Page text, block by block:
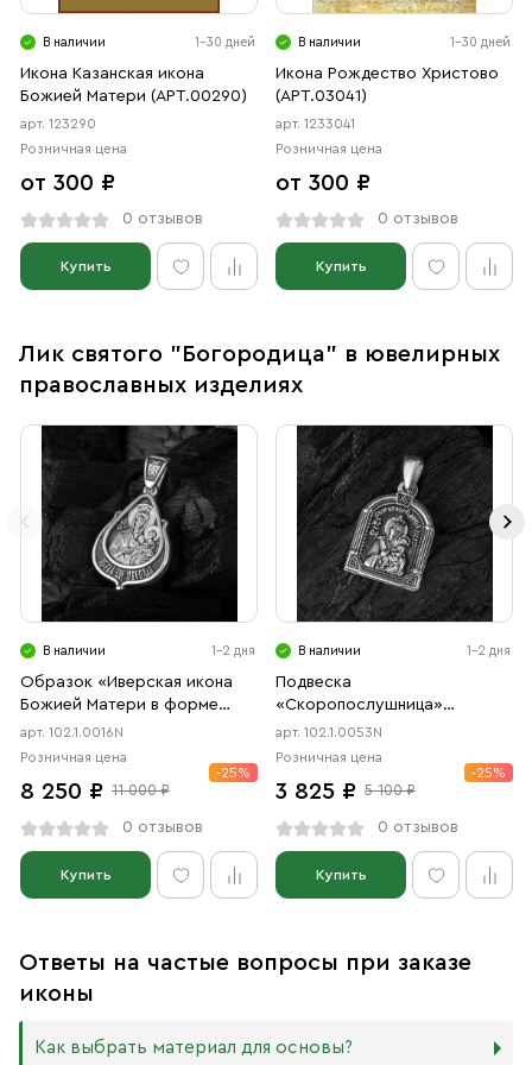
В наличии 1-30 дней
Икона Казанская икона
Божией Матери (АРТ.00290)
арт. 123290
Розничная цена
от 300 ₽
0 отзывов
Купить
В наличии 1-30 дней
Икона Рождество Христово
(АРТ.03041)
арт. 1233041
Розничная цена
от 300 ₽
0 отзывов
Купить
Лик святого "Богородица" в ювелирных
православных изделиях
В наличии 1-2 дня
Образок «Иверская икона
Божией Матери в форме
цаты» чернение
арт. 102.1.0016N
Розничная цена
8 250 ₽ 11 000 ₽
-25%
0 отзывов
Купить
В наличии 1-2 дня
Подвеска
«Скоропослушница»
чернение
арт. 102.1.0053N
Розничная цена
3 825 ₽ 5 100 ₽
-25%
0 отзывов
Купить
Ответы на частые вопросы при заказе
иконы
Как выбрать материал для основы?